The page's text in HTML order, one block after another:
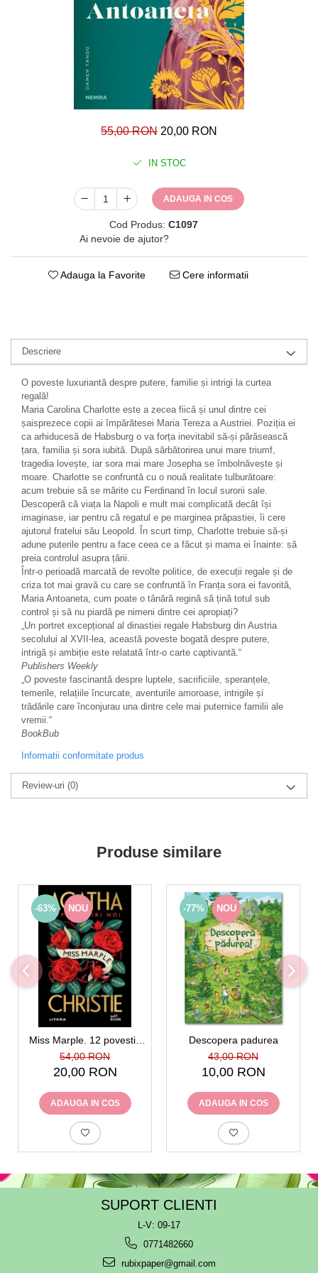
55,00 RON 20,00 RON
IN STOC
ADAUGA IN COS
Cod Produs: C1097
Ai nevoie de ajutor?
Adauga la Favorite Cere informatii
Descriere
O poveste luxuriantă despre putere, familie și intrigi la curtea
regală!
Maria Carolina Charlotte este a zecea fiică și unul dintre cei
șaisprezece copii ai împărătesei Maria Tereza a Austriei. Poziția ei
ca arhiducesă de Habsburg o va forța inevitabil să‑și părăsească
țara, familia și sora iubită. După sărbătorirea unui mare triumf,
tragedia lovește, iar sora mai mare Josepha se îmbolnăvește și
moare. Charlotte se confruntă cu o nouă realitate tulburătoare:
acum trebuie să se mărite cu Ferdinand în locul surorii sale.
Descoperă că viața la Napoli e mult mai complicată decât își
imaginase, iar pentru că regatul e pe marginea prăpastiei, îi cere
ajutorul fratelui său Leopold. În scurt timp, Charlotte trebuie să‑și
adune puterile pentru a face ceea ce a făcut și mama ei înainte: să
preia controlul asupra țării.
Într‑o perioadă marcată de revolte politice, de execuții regale și de
criza tot mai gravă cu care se confruntă în Franța sora ei favorită,
Maria Antoaneta, cum poate o tânără regină să țină totul sub
control și să nu piardă pe nimeni dintre cei apropiați?
„Un portret excepțional al dinastiei regale Habsburg din Austria
secolului al XVII‑lea, această poveste bogată despre putere,
intrigă și ambiție este relatată într-o carte captivantă.“
Publishers Weekly
„O poveste fascinantă despre luptele, sacrificiile, speranțele,
temerile, relațiile încurcate, aventurile amoroase, intrigile și
trădările care înconjurau una dintre cele mai puternice familii ale
vremii.“
BookBub
Informatii conformitate produs
Review-uri (0)
Produse similare
-63% NOU
Miss Marple. 12 povestiri
noi De (autor): Agatha
Christie
54,00 RON
20,00 RON
ADAUGA IN COS
-77% NOU
Descopera padurea
43,00 RON
10,00 RON
ADAUGA IN COS
SUPORT CLIENTI
L-V: 09-17
0771482660
rubixpaper@gmail.com